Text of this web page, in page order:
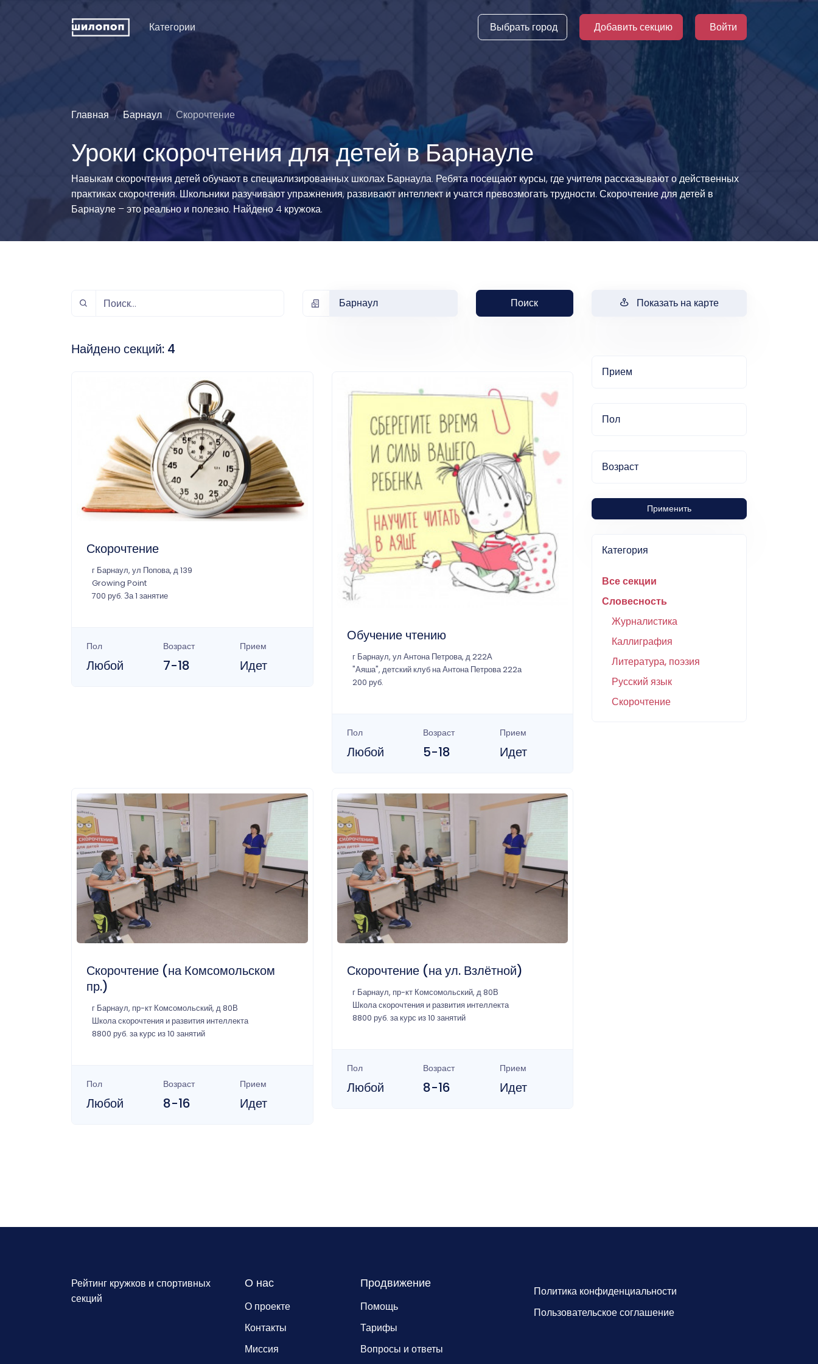
Категории
Иностранные языки
Развитие интеллекта
Информационные
История и традиции
Хореография (танцы)
Зрелищные искусства
Познавательные
развлечения
Естественные науки
Люди и животные
Эстетические виды
спорта
Единоборства
игровой спорт
Физкультура
рождения
Мода и стиль
Туризм
Технические виды
спорта
Силовой спорт
Водные виды спорта
Легкая атлетика и
Выбрать город Добавить секцию Войти
Главная Барнаул Скорочтение
Уроки скорочтения для детей в Барнауле
Навыкам скорочтения детей обучают в специализированных школах Барнаула. Ребята посещают курсы, где учителя рассказывают о действенных
практиках скорочтения. Школьники разучивают упражнения, развивают интеллект и учатся превозмогать трудности. Скорочтение для детей в
Барнауле – это реально и полезно. Найдено 4 кружока.
Барнаул Поиск Показать на карте
Прием
Пол
Возраст
Применить
Категория
Все секции
Словесность
Журналистика
Каллиграфия
Литература, поэзия
Русский язык
Скорочтение
Найдено секций: 4
Скорочтение
г Барнаул, ул Попова, д 139
Growing Point
700 руб. За 1 занятие
Пол
Любой
Возраст
7-18
Прием
Идет
Обучение чтению
г Барнаул, ул Антона Петрова, д 222А
"Аяша", детский клуб на Антона Петрова 222а
200 руб.
Пол
Любой
Возраст
5-18
Прием
Идет
Скорочтение (на Комсомольском
пр.)
г Барнаул, пр-кт Комсомольский, д 80В
Школа скорочтения и развития интеллекта
8800 руб. за курс из 10 занятий
Пол
Любой
Возраст
8-16
Прием
Идет
Скорочтение (на ул. Взлётной)
г Барнаул, пр-кт Комсомольский, д 80В
Школа скорочтения и развития интеллекта
8800 руб. за курс из 10 занятий
Пол
Любой
Возраст
8-16
Прием
Идет
Рейтинг кружков и спортивных
секций
О нас
О проекте
Контакты
Миссия
Продвижение
Помощь
Тарифы
Вопросы и ответы
Политика конфиденциальности
Пользовательское соглашение